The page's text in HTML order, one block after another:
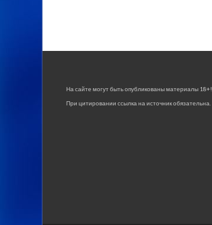
На сайте могут быть опубликованы материалы 18+!
При цитировании ссылка на источник обязательна.